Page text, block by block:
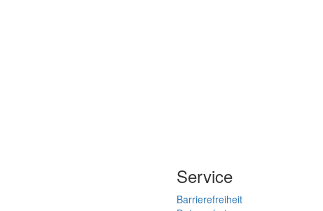
Service
Barrierefreiheit